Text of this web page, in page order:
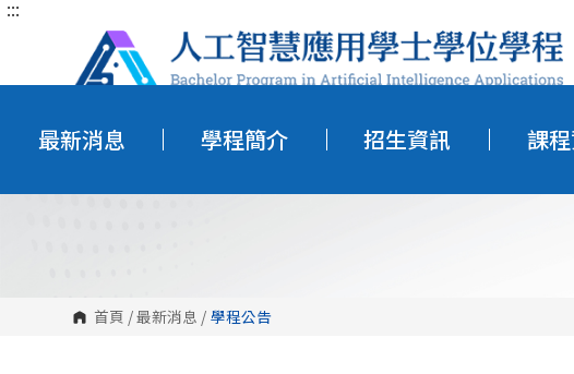
跳
內
:::
最新消息 學程簡介 招生資訊 課
首頁 /最新消息 / 學程公告